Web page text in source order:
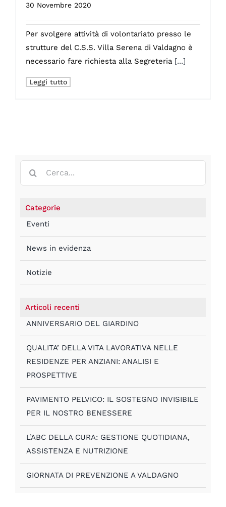
30 Novembre 2020
Per svolgere attività di volontariato presso le
strutture del C.S.S. Villa Serena di Valdagno è
necessario fare richiesta alla Segreteria [...]
Leggi tutto
Categorie
Eventi
News in evidenza
Notizie
Articoli recenti
ANNIVERSARIO DEL GIARDINO
QUALITA’ DELLA VITA LAVORATIVA NELLE
RESIDENZE PER ANZIANI: ANALISI E
PROSPETTIVE
PAVIMENTO PELVICO: IL SOSTEGNO INVISIBILE
PER IL NOSTRO BENESSERE
L’ABC DELLA CURA: GESTIONE QUOTIDIANA,
ASSISTENZA E NUTRIZIONE
GIORNATA DI PREVENZIONE A VALDAGNO